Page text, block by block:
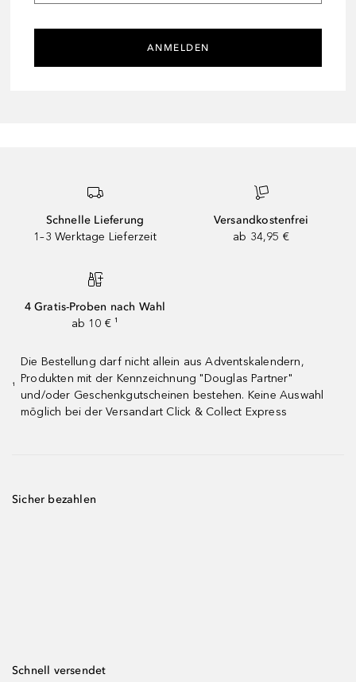
ANMELDEN
Schnelle Lieferung
1–3 Werktage Lieferzeit
Versandkostenfrei
ab 34,95 €
4 Gratis-Proben nach Wahl
ab 10 € ¹
¹
Die Bestellung darf nicht allein aus Adventskalendern,
Produkten mit der Kennzeichnung "Douglas Partner"
und/oder Geschenkgutscheinen bestehen. Keine Auswahl
möglich bei der Versandart Click & Collect Express
Sicher bezahlen
Schnell versendet